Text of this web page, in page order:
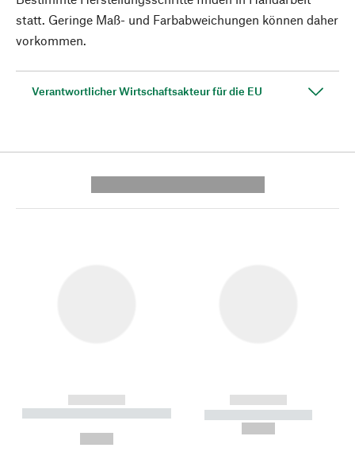
statt. Geringe Maß- und Farbabweichungen können daher
vorkommen.
Verantwortlicher Wirtschaftsakteur für die EU
------------
----------- ----------- --------
------------
----------- -----------